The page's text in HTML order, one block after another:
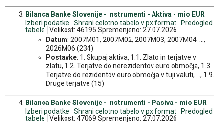
Bilanca Banke Slovenije - Instrumenti - Aktiva - mio EUR
Izberi podatke
Shrani celotno tabelo v px format
Predogled
tabele
Velikost: 46195 Spremenjeno: 27.07.2026
Datum: 2007M01, 2007M02, 2007M03, 2007M04, ...,
2026M06 (234)
Postavke: 1. Skupaj aktiva, 1.1. Zlato in terjatve v
zlatu, 1.2. Terjatve do nerezidentov euro območja, 1.3.
Terjatve do rezidentov euro območja v tuji valuti, ..., 1.9.
Druge terjatve (15)
Bilanca Banke Slovenije - Instrumenti - Pasiva - mio EUR
Izberi podatke
Shrani celotno tabelo v px format
Predogled
tabele
Velikost: 47069 Spremenjeno: 27.07.2026